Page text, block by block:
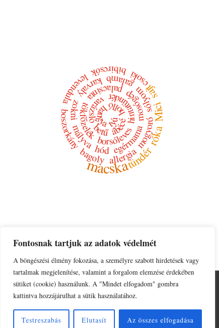
Fontosnak tartjuk az adatok védelmét
A böngészési élmény fokozása, a személyre szabott hirdetések vagy
tartalmak megjelenítése, valamint a forgalom elemzése érdekében
sütiket (cookie) használunk. A "Mindet elfogadom" gombra
kattintva hozzájárulhat a sütik használatához.
Testreszabás Elutasít Az összes elfogadása
macskatündér
róka
Mici
sajt
csoki
bibircsók
levendula
boszorkány
bagolyallergia
mogyoró
sólyom
galamb
karvaly
zokni
mályvahód egérmama
mosógép
palacsinta
tökfőzelékborsóleves
hintatündér
varázsló
betűábécé
holló
hangyatyúk
Adatkezelési tájékoztató Impresszum
© 2026Kalóz Edit írásai | Powered by Responsive Theme